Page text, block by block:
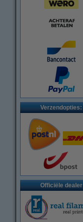
Verzendopties:
Officiële dealer